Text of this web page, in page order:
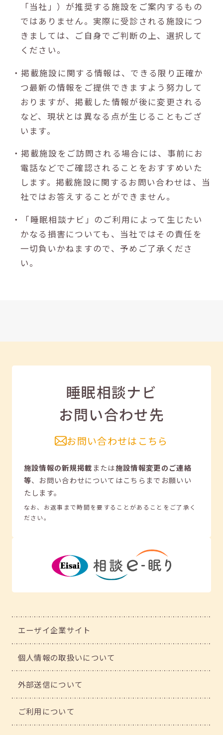
「当社」）が推奨する施設をご案内するもの
ではありません。実際に受診される施設につ
きましては、ご自身でご判断の上、選択して
ください。
・掲載施設に関する情報は、できる限り正確か
つ最新の情報をご提供できますよう努力して
おりますが、掲載した情報が後に変更される
など、現状とは異なる点が生じることもござ
います。
・掲載施設をご訪問される場合には、事前にお
電話などでご確認されることをおすすめいた
します。掲載施設に関するお問い合わせは、当
社ではお答えすることができません。
・「睡眠相談ナビ」のご利用によって生じたい
かなる損害についても、当社ではその責任を
一切負いかねますので、予めご了承くださ
い。
睡眠相談ナビ
お問い合わせ先
お問い合わせはこちら
施設情報の新規掲載または施設情報変更のご連絡
等、 お問い合わせについてはこちらまでお願いい
たします。
なお、お返事まで時間を要することがあることをご了承く
ださい。
エーザイ企業サイト
個人情報の取扱いについて
外部送信について
ご利用について